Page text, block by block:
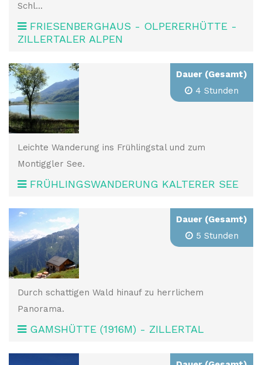
Schl...
FRIESENBERGHAUS - OLPERERHÜTTE -
ZILLERTALER ALPEN
Leichte Wanderung ins Frühlingstal und zum
Montiggler See.
FRÜHLINGSWANDERUNG KALTERER SEE
Dauer (Gesamt)
4 Stunden
Durch schattigen Wald hinauf zu herrlichem
Panorama.
GAMSHÜTTE (1916M) - ZILLERTAL
Dauer (Gesamt)
5 Stunden